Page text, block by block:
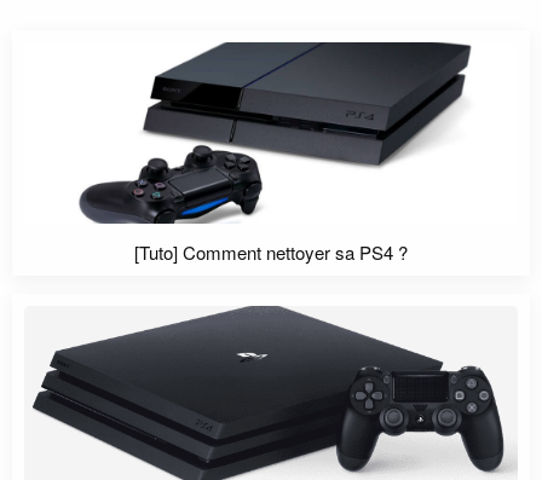
[Tuto] Comment nettoyer sa PS4 ?